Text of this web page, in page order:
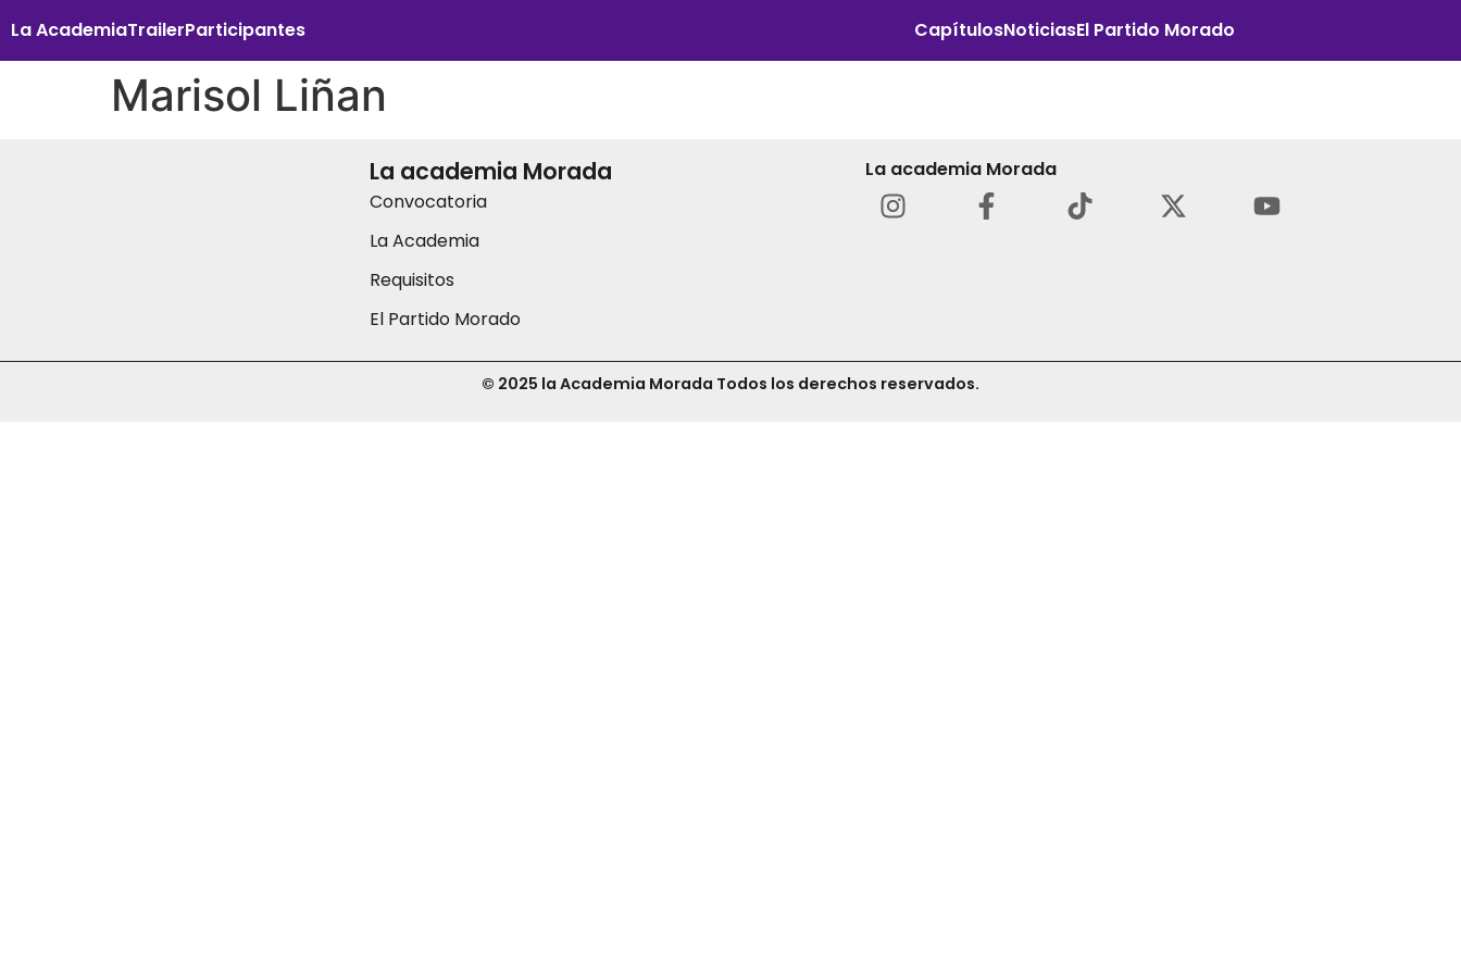
La AcademiaTrailerParticipantes CapítulosNoticiasEl Partido Morado
Marisol Liñan
La academia Morada
Convocatoria
La Academia
Requisitos
El Partido Morado
La academia Morada
© 2025 la Academia Morada Todos los derechos reservados.